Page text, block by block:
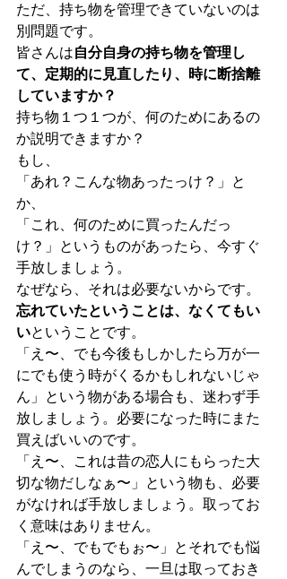
ただ、持ち物を管理できていないのは
別問題です。
皆さんは自分自身の持ち物を管理し
て、定期的に見直したり、時に断捨離
していますか？
持ち物１つ１つが、何のためにあるの
か説明できますか？
もし、
「あれ？こんな物あったっけ？」と
か、
「これ、何のために買ったんだっ
け？」というものがあったら、今すぐ
手放しましょう。
なぜなら、それは必要ないからです。
忘れていたということは、なくてもい
いということです。
「え〜、でも今後もしかしたら万が一
にでも使う時がくるかもしれないじゃ
ん」という物がある場合も、迷わず手
放しましょう。必要になった時にまた
買えばいいのです。
「え〜、これは昔の恋人にもらった大
切な物だしなぁ〜」という物も、必要
がなければ手放しましょう。取ってお
く意味はありません。
「え〜、でもでもぉ〜」とそれでも悩
んでしまうのなら、一旦は取っておき